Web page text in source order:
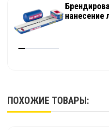
нанесение
ПОХОЖИЕ ТОВАРЫ: